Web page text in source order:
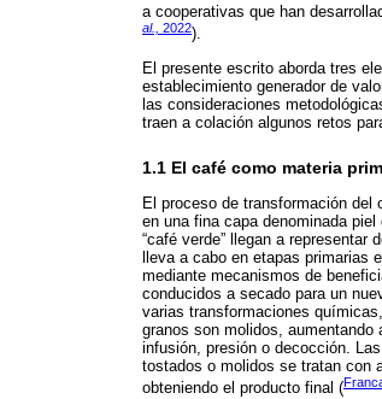
a cooperativas que han
al.,
2022).
El presente escrito aborda tres
establecimiento generador de
las consideraciones
traen a colación algunos retos
1.1 El café como materia
El proceso de transformación
en una fina capa denominada
“café verde” llegan a
lleva a cabo en etapas primarias
mediante mecanismos de
conducidos a secado para un
varias transformaciones
granos son molidos,
infusión, presión o decocción.
tostados o molidos se tratan con
obteniendo el producto final (